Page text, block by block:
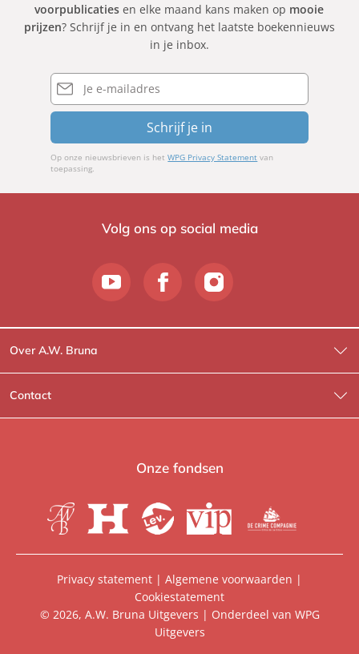
voorpublicaties en elke maand kans maken op mooie
prijzen? Schrijf je in en ontvang het laatste boekennieuws
in je inbox.
E-
mailadres
Schrijf je in
Op onze nieuwsbrieven is hetWPG Privacy Statement van
toepassing.
Volg ons op social media
Over A.W. Bruna
Wat wij doen
Wie is Wie?
Heartbeat
Aanbiedingsbrochures
Contact
Contactinformatie
Voor de boekhandels
Manuscripten
Onze fondsen
Privacy statement | Algemene voorwaarden |
Cookiestatement
© 2026, A.W. Bruna Uitgevers | Onderdeel van WPG
Uitgevers